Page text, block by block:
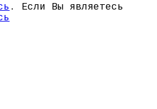
. Если Вы являетесь